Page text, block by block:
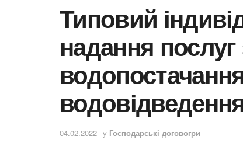
Типовий
надання послуг
04.02.2022 у Господарські договогри